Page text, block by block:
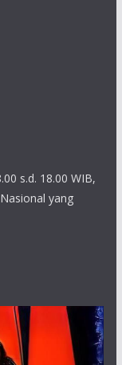
s.d. 18.00 WIB,
yang